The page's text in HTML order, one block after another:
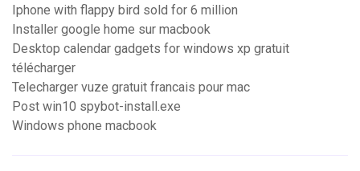
Iphone with flappy bird sold for 6 million
Installer google home sur macbook
Desktop calendar gadgets for windows xp gratuit
télécharger
Telecharger vuze gratuit francais pour mac
Post win10 spybot-install.exe
Windows phone macbook